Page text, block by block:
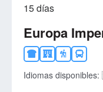
15 días
Europa
Idiomas disponibles: